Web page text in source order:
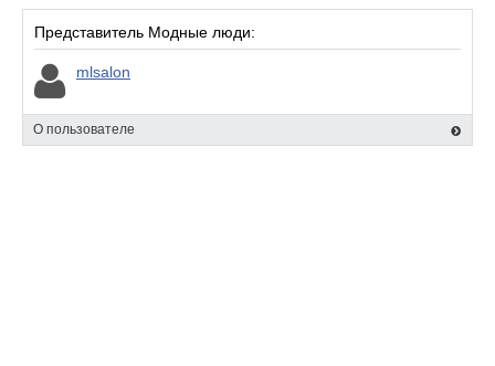
Современные технологии для ухода за волосами, новейшие
аппаратные техники, инъекционные методики.
Представитель Модные люди:
mlsalon
О пользователе